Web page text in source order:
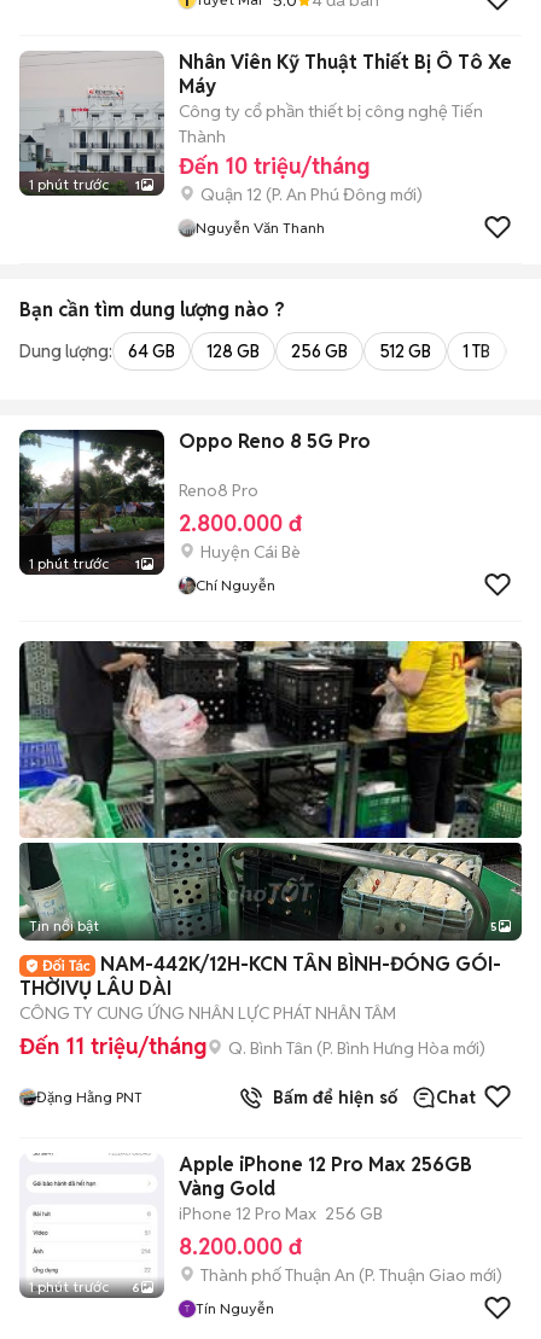
1 phút trước 1
Nhân Viên Kỹ Thuật Thiết Bị Ô Tô Xe
Máy
Công ty cổ phần thiết bị công nghệ Tiến
Thành
Đến 10 triệu/tháng
Quận 12 (P. An Phú Đông mới)
Nguyễn Văn Thanh
Bạn cần tìm dung lượng nào ?
Dung lượng: 64 GB 128 GB 256 GB 512 GB 1 TB
1 phút trước 1
Oppo Reno 8 5G Pro
Reno8 Pro
2.800.000 đ
Huyện Cái Bè
Chí Nguyễn
Tin nổi bật 5
NAM-442K/12H-KCN TÂN BÌNH-ĐÓNG GÓI-
THỜIVỤ LÂU DÀI
CÔNG TY CUNG ỨNG NHÂN LỰC PHÁT NHÂN TÂM
Đến 11 triệu/tháng Q. Bình Tân (P. Bình Hưng Hòa mới)
Đặng Hằng PNT Bấm để hiện số Chat
1 phút trước 6
Apple iPhone 12 Pro Max 256GB
Vàng Gold
iPhone 12 Pro Max 256 GB
8.200.000 đ
Thành phố Thuận An (P. Thuận Giao mới)
Tín Nguyễn